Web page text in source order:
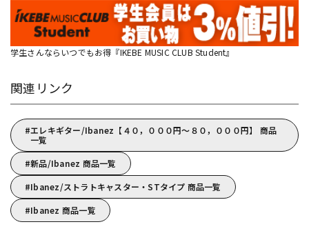
学生さんならいつでもお得『IKEBE MUSIC CLUB Student』
関連リンク
エレキギター/Ibanez【４０，０００円～８０，０００円】 商品
一覧
新品/Ibanez 商品一覧
Ibanez/ストラトキャスター・STタイプ 商品一覧
Ibanez 商品一覧